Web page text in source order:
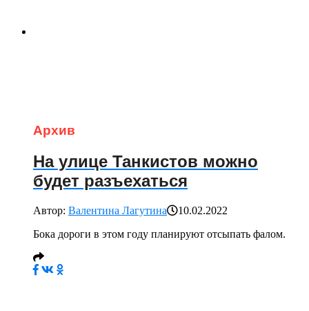
Архив
На улице Танкистов можно
будет разъехаться
Автор: Валентина Лагутина
10.02.2022
Бока дороги в этом году планируют отсыпать фалом.